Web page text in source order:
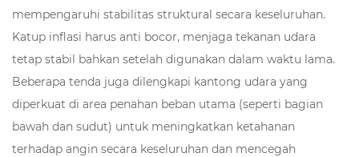
mempengaruhi stabilitas struktural secara keseluruhan.
Katup inflasi harus anti bocor, menjaga tekanan udara
tetap stabil bahkan setelah digunakan dalam waktu lama.
Beberapa tenda juga dilengkapi kantong udara yang
diperkuat di area penahan beban utama (seperti bagian
bawah dan sudut) untuk meningkatkan ketahanan
terhadap angin secara keseluruhan dan mencegah